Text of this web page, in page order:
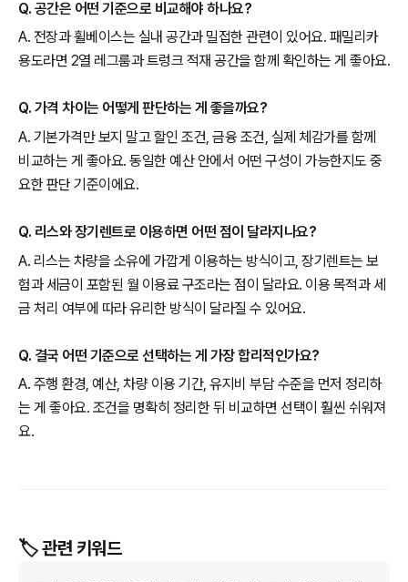
Q. 공간은 어떤 기준으로 비교해야 하나요?
A. 전장과 휠베이스는 실내 공간과 밀접한 관련이 있어요. 패밀리카
용도라면 2열 레그룸과 트렁크 적재 공간을 함께 확인하는 게 좋아요.
Q. 가격 차이는 어떻게 판단하는 게 좋을까요?
A. 기본가격만 보지 말고 할인 조건, 금융 조건, 실제 체감가를 함께
비교하는 게 좋아요. 동일한 예산 안에서 어떤 구성이 가능한지도 중
요한 판단 기준이에요.
Q. 리스와 장기렌트로 이용하면 어떤 점이 달라지나요?
A. 리스는 차량을 소유에 가깝게 이용하는 방식이고, 장기렌트는 보
험과 세금이 포함된 월 이용료 구조라는 점이 달라요. 이용 목적과 세
금 처리 여부에 따라 유리한 방식이 달라질 수 있어요.
Q. 결국 어떤 기준으로 선택하는 게 가장 합리적인가요?
A. 주행 환경, 예산, 차량 이용 기간, 유지비 부담 수준을 먼저 정리하
는 게 좋아요. 조건을 명확히 정리한 뒤 비교하면 선택이 훨씬 쉬워져
요.
🏷️ 관련 키워드